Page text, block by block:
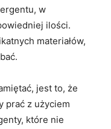
w
ilości.
materiałów,
jest to, że
prać z użyciem
które nie